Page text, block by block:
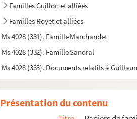
Familles Guillon et alliées
Familles Royet et alliées
Ms 4028 (331). Famille Marchandet
Ms 4028 (332). Famille Sandral
Ms 4028 (333). Documents relatifs à
Ms 4028 (335). Documents impliquant
Ms 4028 (336). Lettres adressées à
Présentation du contenu